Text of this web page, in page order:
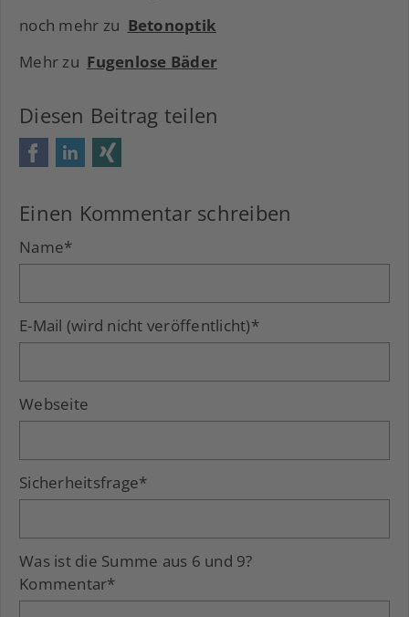
noch mehr zu Betonoptik
Mehr zu Fugenlose Bäder
Diesen Beitrag teilen
FacebookLinkedIn
Einen Kommentar schreiben
Name*
E-Mail (wird nicht veröffentlicht)*
Webseite
Sicherheitsfrage*
Was ist die Summe aus 6 und 9?
Kommentar*